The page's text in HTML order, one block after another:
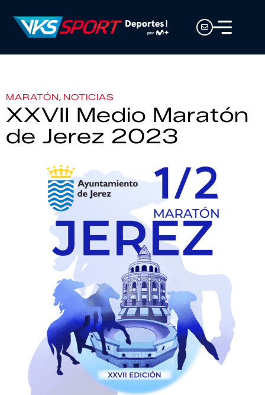
MARATÓN, NOTICIAS
XXVII Medio Maratón
de Jerez 2023